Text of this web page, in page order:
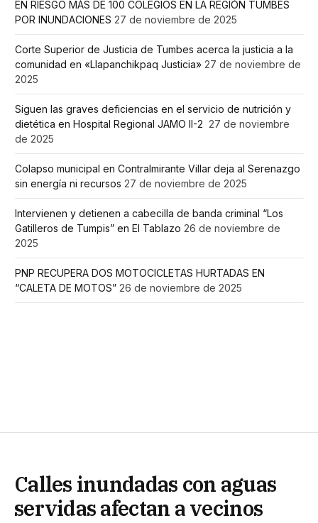
EN RIESGO MÁS DE 100 COLEGIOS EN LA REGIÓN TUMBES
POR INUNDACIONES 27 de noviembre de 2025
Corte Superior de Justicia de Tumbes acerca la justicia a la
comunidad en «Llapanchikpaq Justicia» 27 de noviembre de
2025
Siguen las graves deficiencias en el servicio de nutrición y
dietética en Hospital Regional JAMO II-2 27 de noviembre
de 2025
Colapso municipal en Contralmirante Villar deja al Serenazgo
sin energía ni recursos 27 de noviembre de 2025
Intervienen y detienen a cabecilla de banda criminal “Los
Gatilleros de Tumpis” en El Tablazo 26 de noviembre de
2025
PNP RECUPERA DOS MOTOCICLETAS HURTADAS EN
“CALETA DE MOTOS” 26 de noviembre de 2025
Calles inundadas con aguas
servidas afectan a vecinos